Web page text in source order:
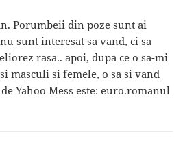
Porumbeii din poze sunt ai
sunt interesat sa vand, ci sa
rasa.. apoi, dupa ce o sa-mi
masculi si femele, o sa si vand
Yahoo Mess este: euro.romanul